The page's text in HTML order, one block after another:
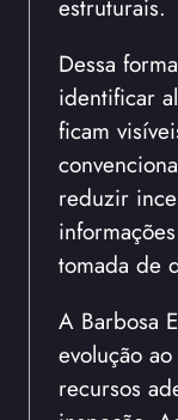
estruturais.
Dessa
identificar
ficam
reduzir
tomada de
A Barbosa
evolução
recursos